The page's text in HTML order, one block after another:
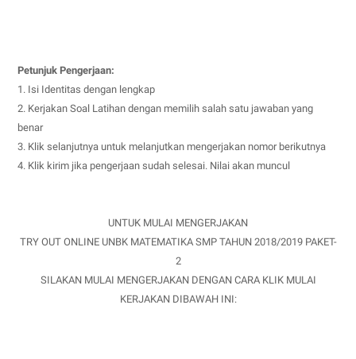
Petunjuk Pengerjaan:
1. Isi Identitas dengan lengkap
2. Kerjakan Soal Latihan dengan memilih salah satu jawaban yang
benar
3. Klik selanjutnya untuk melanjutkan mengerjakan nomor berikutnya
4. Klik kirim jika pengerjaan sudah selesai. Nilai akan muncul
UNTUK MULAI MENGERJAKAN
TRY OUT ONLINE UNBK MATEMATIKA SMP TAHUN 2018/2019 PAKET-
2
SILAKAN MULAI MENGERJAKAN DENGAN CARA KLIK MULAI
KERJAKAN DIBAWAH INI: